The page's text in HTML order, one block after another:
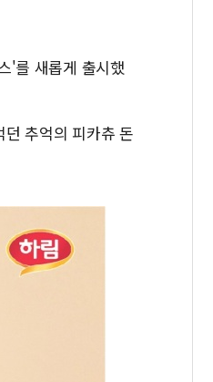
SKT, '8월 월간 럭키 페스타'
KTis, 02-114로 카카오 T 택시
'를 새롭게 출시했
추억의 피카츄 돈